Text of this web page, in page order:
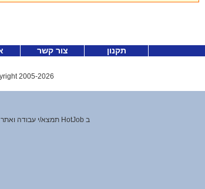
תקנון צור קשר
2005-2026
ב HotJob תמצא /י עבודה ואתר